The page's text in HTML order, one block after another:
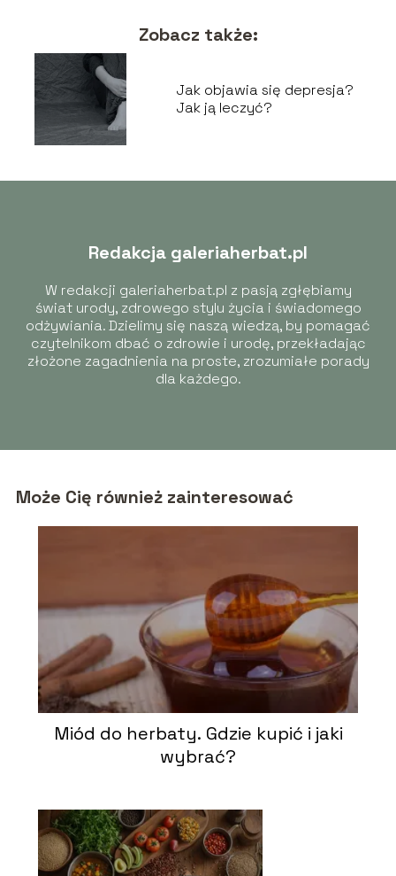
Zobacz także:
Jak objawia się depresja?
Jak ją leczyć?
Redakcja galeriaherbat.pl
W redakcji galeriaherbat.pl z pasją zgłębiamy
świat urody, zdrowego stylu życia i świadomego
odżywiania. Dzielimy się naszą wiedzą, by pomagać
czytelnikom dbać o zdrowie i urodę, przekładając
złożone zagadnienia na proste, zrozumiałe porady
dla każdego.
Może Cię również zainteresować
Miód do herbaty. Gdzie kupić i jaki
wybrać?